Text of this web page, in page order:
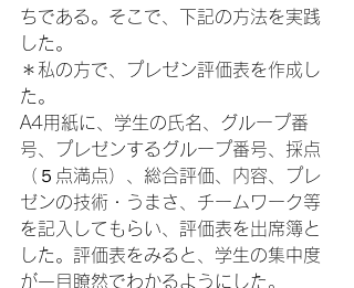
ちである。そこで、下記の方法を実践
した。
＊私の方で、プレゼン評価表を作成し
た。
A4用紙に、学生の氏名、グループ番
号、プレゼンするグループ番号、採点
（５点満点）、総合評価、内容、プレ
ゼンの技術・うまさ、チームワーク等
を記入してもらい、評価表を出席簿と
した。評価表をみると、学生の集中度
が一目瞭然でわかるようにした。